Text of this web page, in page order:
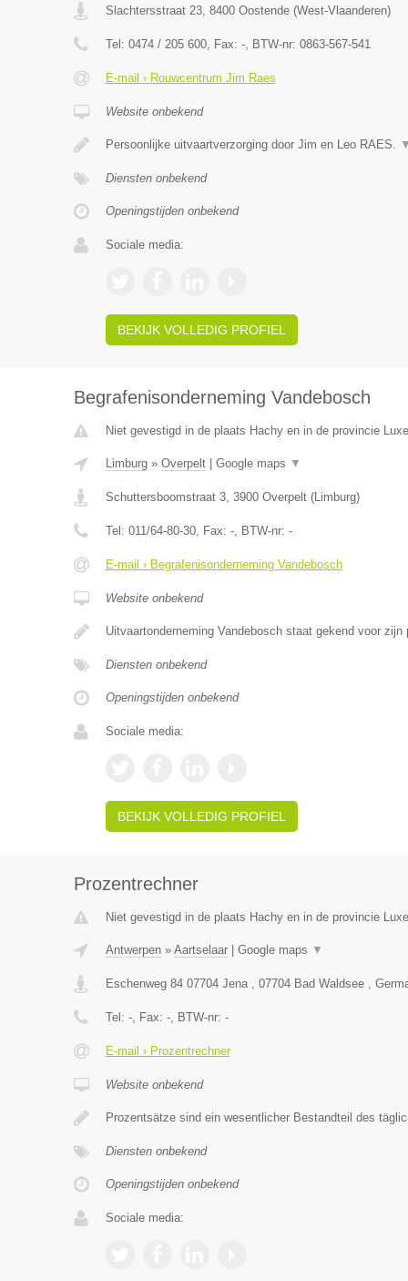
Slachtersstraat 23, 8400 Oostende(West-Vlaanderen)
Tel: 0474 / 205 600, Fax: -, BTW-nr: 0863-567-541
E-mail › Rouwcentrum Jim Raes
Website onbekend
Persoonlijke uitvaartverzorging door Jim en Leo RAES. ▼
Diensten onbekend
Openingstijden onbekend
Sociale media:
BEKIJK VOLLEDIG PROFIEL
Begrafenisonderneming Vandebosch
Niet gevestigd in de plaats Hachy en in de provincie
Limburg» Overpelt| Google maps ▼
Schuttersboomstraat 3, 3900 Overpelt(Limburg)
Tel: 011/64-80-30, Fax: -, BTW-nr: -
E-mail › Begrafenisonderneming Vandebosch
Website onbekend
Uitvaartonderneming Vandebosch staat gekend voor zijn
Diensten onbekend
Openingstijden onbekend
Sociale media:
BEKIJK VOLLEDIG PROFIEL
Prozentrechner
Niet gevestigd in de plaats Hachy en in de provincie
Antwerpen» Aartselaar| Google maps ▼
Eschenweg 84 07704 Jena , 07704 Bad Waldsee ,
Tel: -, Fax: -, BTW-nr: -
E-mail › Prozentrechner
Website onbekend
Prozentsätze sind ein wesentlicher Bestandteil des
Diensten onbekend
Openingstijden onbekend
Sociale media: